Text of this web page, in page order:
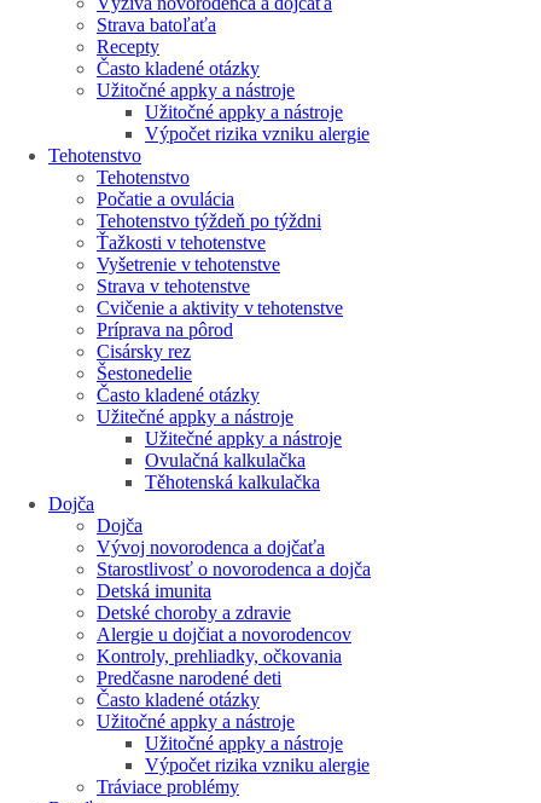
Strava batoľaťa
Recepty
Často kladené otázky
Užitočné appky a nástroje
Užitočné appky a nástroje
Výpočet rizika vzniku alergie
Tehotenstvo
Tehotenstvo
Počatie a ovulácia
Tehotenstvo týždeň po týždni
Ťažkosti v tehotenstve
Vyšetrenie v tehotenstve
Strava v tehotenstve
Cvičenie a aktivity v tehotenstve
Príprava na pôrod
Cisársky rez
Šestonedelie
Často kladené otázky
Užitečné appky a nástroje
Užitečné appky a nástroje
Ovulačná kalkulačka
Těhotenská kalkulačka
Dojča
Dojča
Vývoj novorodenca a dojčaťa
Starostlivosť o novorodenca a dojča
Detská imunita
Detské choroby a zdravie
Alergie u dojčiat a novorodencov
Kontroly, prehliadky, očkovania
Predčasne narodené deti
Často kladené otázky
Užitočné appky a nástroje
Užitočné appky a nástroje
Výpočet rizika vzniku alergie
Tráviace problémy